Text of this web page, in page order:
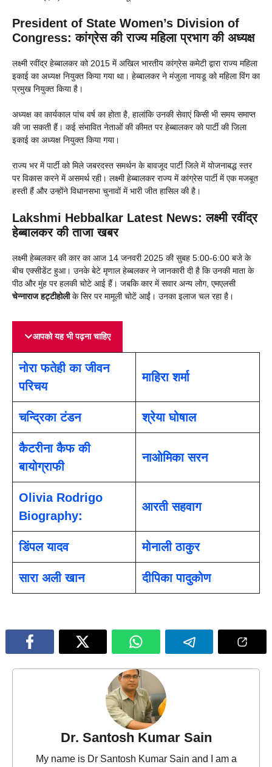
President of State Women’s Division of
Congress: कांग्रेस की राज्य महिला प्रभाग की अध्यक्ष
लक्ष्मी रवींद्र हेब्बालकर को 2015 में अखिल भारतीय कांग्रेस कमेटी द्वारा राज्य महिला
इकाई का अध्यक्ष नियुक्त किया गया था। हेब्बालकर ने मंजुला नायडू को महिला विंग का
प्रमुख नियुक्त किया है।
अध्यक्ष का कार्यकाल पांच वर्ष का होता है, हालांकि उनकी सेवाएं किसी भी समय समाप्त
की जा सकती हैं। कई संभावित नेताओं की कीमत पर हेब्बालकर को पार्टी की जिला
इकाई का अध्यक्ष नियुक्त किया गया।
राज्य भर में पार्टी को मिले जबरदस्त समर्थन के बावजूद पार्टी जिले में योजनाबद्ध स्तर
पर विकास करने में असमर्थ रही। लक्ष्मी हेब्बालकर राज्य में कांग्रेस पार्टी में एक मजबूत
हस्ती हैं और उन्होंने विधानसभा चुनावों में भारी जीत हासिल की है।
Lakshmi Hebbalkar Latest News: लक्ष्मी रवींद्र
हेब्बालकर की ताजा खबर
लक्ष्मी हेब्बलकर की कार का आज 14 जनवरी 2025 की सुबह 5:00-6:00 बजे के
बीच एक्सीडेंट हुआ। उनके बेटे मृणाल हेब्बलकर ने जानकारी दी है कि उनकी माता के
पीठ और मुंह पर हलकी चोटे आई हैं। जबकि कार में सवार अन्य लोग, एमएलसी
चेन्नाराज हट्टीहोलीके सिर पर मामूली चोटें आईं। उनका इलाज चल रहा है।
आपको यह भी पढ़ना चाहिए
नोरा फतेही का जीवन
परिचय
माहिरा शर्मा
चन्द्रिका टंडन श्रेया घोषाल
कैटरीना कैफ की
बायोग्राफी
नाओमिका सरन
Olivia Rodrigo
Biography:
आरती सहवाग
डिंपल यादव मोनाली ठाकुर
सारा अली खान दीपिका पादुकोण
Dr. Santosh Kumar Sain
My name is Dr Santosh Kumar Sain and I am a